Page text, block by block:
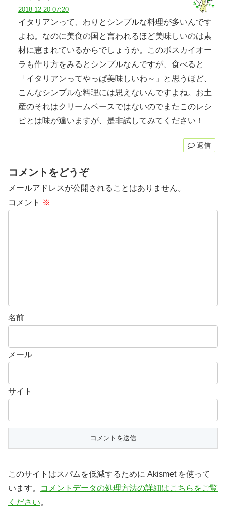
2018-12-20 07:20
イタリアンって、わりとシンプルな料理が多いんです
よね。なのに美食の国と言われるほど美味しいのは素
材に恵まれているからでしょうか。このボスカイオー
ラも作り方をみるとシンプルなんですが、食べると
「イタリアンってやっぱ美味しいわ～」と思うほど、
こんなシンプルな料理には思えないんですよね。お土
産のそれはクリームベースではないのでまたこのレシ
ピとは味が違いますが、是非試してみてください！
返信
コメントをどうぞ
メールアドレスが公開されることはありません。
コメント ※
名前
メール
サイト
このサイトはスパムを低減するために Akismet を使って
います。
コメントデータの処理方法の詳細はこちらをご覧
ください。